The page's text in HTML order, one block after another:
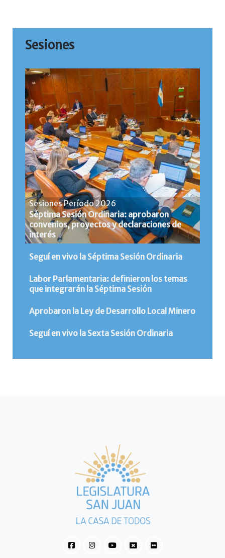
Sesiones
Sesiones Período 2026
Séptima Sesión Ordinaria: aprobaron
convenios, proyectos y declaraciones de
interés
Seguí en vivo la Séptima Sesión Ordinaria
Labor Parlamentaria: definieron los temas
que integrarán la Séptima Sesión
Aprobaron la Ley de Desarrollo Local Minero
Seguí en vivo la Sexta Sesión Ordinaria